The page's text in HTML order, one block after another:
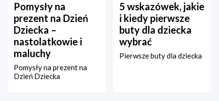
Pomysły na
prezent na Dzień
Dziecka –
nastolatkowie i
maluchy
Pomysły na prezent na
Dzień Dziecka
5 wskazówek, jakie
i kiedy pierwsze
buty dla dziecka
wybrać
Pierwsze buty dla dziecka